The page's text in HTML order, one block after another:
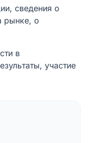
сведения о
рынке, о
в
участие